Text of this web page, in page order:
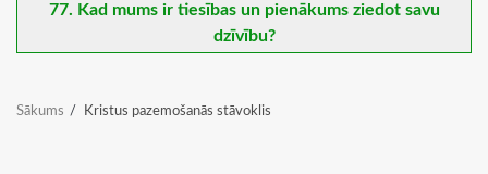
77. Kad mums ir tiesības un pienākums ziedot savu
dzīvību?
Sākums Kristus pazemošanās stāvoklis